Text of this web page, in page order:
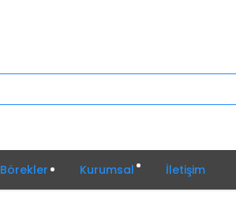
Börekler Kurumsal İletişim